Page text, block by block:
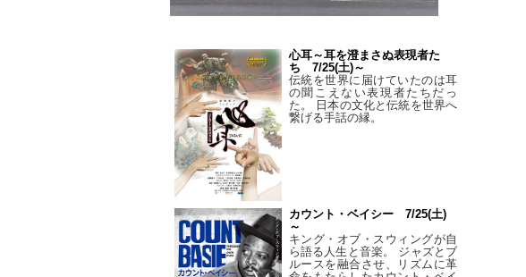
心耳～耳を澄まさぬ表現者た
ち 7/25(土)～
伝統を世界に届けていたのは耳
の聞こえない表現者たちだっ
た。 日本の文化と伝統を世界へ
繋げる手話の縁。
カウント・ベイシー 7/25(土)
～
キング・オブ・スウィングが自
ら語る人生と音楽。 ジャズとブ
ルースを融合させ、リズムに革